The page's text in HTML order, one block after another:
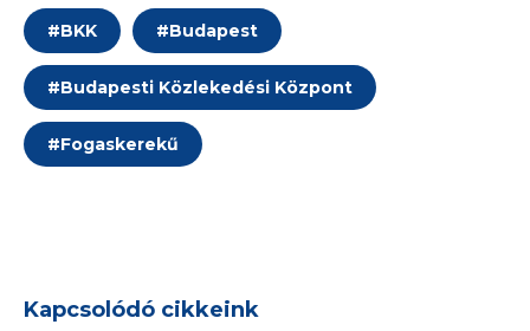
#BKK #Budapest
#Budapesti Közlekedési Központ
#Fogaskerekű
Kapcsolódó cikkeink